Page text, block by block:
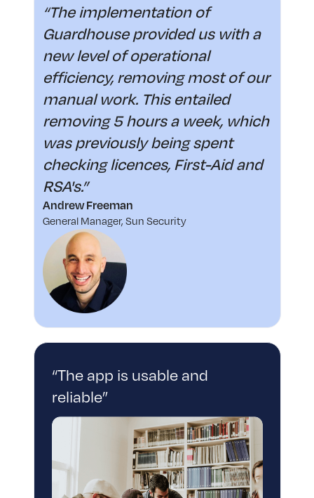
“The app is usable and
reliable”
“The implementation of
Guardhouse provided us with a
new level of operational
efficiency, removing most of our
manual work. This entailed
removing 5 hours a week, which
was previously being spent
checking licences, First-Aid and
RSA's.”
Andrew Freeman
General Manager, Sun Security